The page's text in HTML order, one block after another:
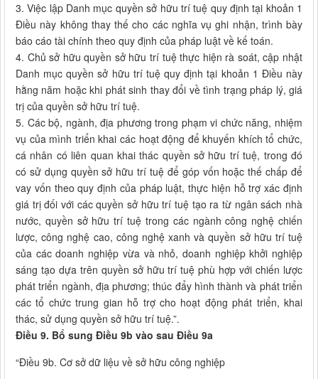
3. Việc lập Danh mục quyền sở hữu trí tuệ quy định tại khoản 1
Điều này không thay thế cho các nghĩa vụ ghi nhận, trình bày
báo cáo tài chính theo quy định của pháp luật về kế toán.
4. Chủ sở hữu quyền sở hữu trí tuệ thực hiện rà soát, cập nhật
Danh mục quyền sở hữu trí tuệ quy định tại khoản 1 Điều này
hằng năm hoặc khi phát sinh thay đổi về tình trạng pháp lý, giá
trị của quyền sở hữu trí tuệ.
5. Các bộ, ngành, địa phương trong phạm vi chức năng, nhiệm
vụ của mình triển khai các hoạt động để khuyến khích tổ chức,
cá nhân có liên quan khai thác quyền sở hữu trí tuệ, trong đó
có sử dụng quyền sở hữu trí tuệ để góp vốn hoặc thế chấp để
vay vốn theo quy định của pháp luật, thực hiện hỗ trợ xác định
giá trị đối với các quyền sở hữu trí tuệ tạo ra từ ngân sách nhà
nước, quyền sở hữu trí tuệ trong các ngành công nghệ chiến
lược, công nghệ cao, công nghệ xanh và quyền sở hữu trí tuệ
của các doanh nghiệp vừa và nhỏ, doanh nghiệp khởi nghiệp
sáng tạo dựa trên quyền sở hữu trí tuệ phù hợp với chiến lược
phát triển ngành, địa phương; thúc đẩy hình thành và phát triển
các tổ chức trung gian hỗ trợ cho hoạt động phát triển, khai
thác, sử dụng quyền sở hữu trí tuệ.”.
Điều 9. Bổ sung Điều 9b vào sau Điều 9a
“Điều 9b. Cơ sở dữ liệu về sở hữu công nghiệp